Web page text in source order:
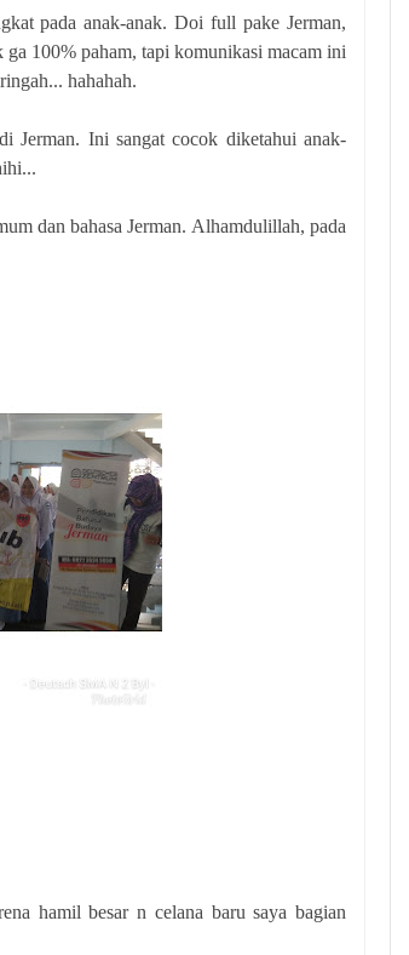
pada anak-anak. Doi full pake Jerman,
100% paham, tapi komunikasi macam ini
hahahah.
Jerman. Ini sangat cocok diketahui anak-
dan bahasa Jerman. Alhamdulillah, pada
hamil besar n celana baru saya bagian